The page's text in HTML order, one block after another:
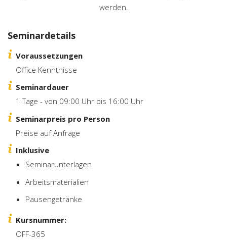
werden.
Seminardetails
Voraussetzungen
Office Kenntnisse
Seminardauer
1 Tage - von 09:00 Uhr bis 16:00 Uhr
Seminarpreis pro Person
Preise auf Anfrage
Inklusive
Seminarunterlagen
Arbeitsmaterialien
Pausengetränke
Kursnummer:
OFF-365